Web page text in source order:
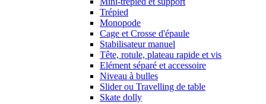
Trépied
Monopode
Cage et Crosse d'épaule
Stabilisateur manuel
Tête, rotule, plateau rapide et vis
Elément séparé et accessoire
Niveau à bulles
Slider ou Travelling de table
Skate dolly